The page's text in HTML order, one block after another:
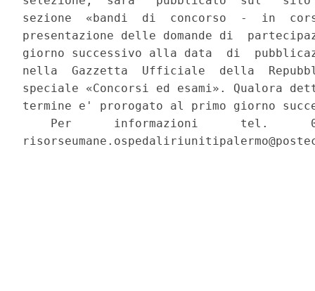
sezione  «bandi  di  concorso  -  in
presentazione delle domande di
giorno successivo alla data  di
nella  Gazzetta  Ufficiale  della
speciale «Concorsi ed esami».
termine e' prorogato al primo giorno
Per      informazioni      tel.